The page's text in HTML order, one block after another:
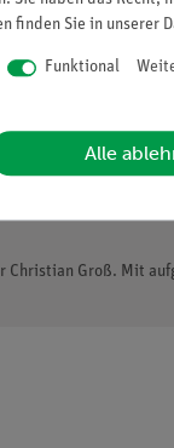
Groß. Mit
finden Sie in unserer
Funktional
Alle